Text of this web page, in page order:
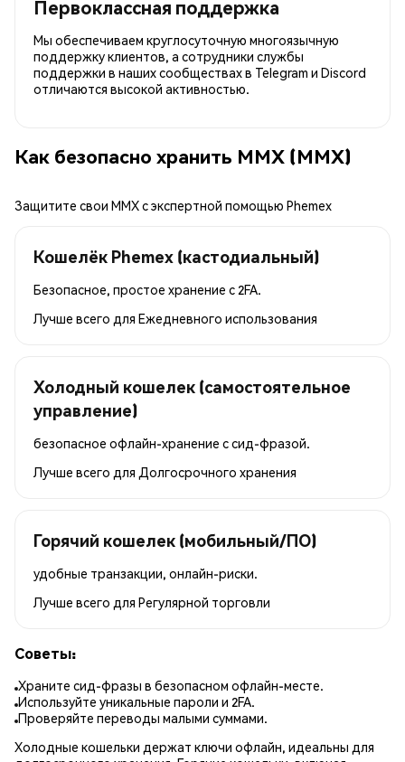
Первоклассная поддержка
Мы обеспечиваем круглосуточную многоязычную
поддержку клиентов, а сотрудники службы
поддержки в наших сообществах в Telegram и Discord
отличаются высокой активностью.
Как безопасно хранить MMX (MMX)
Защитите свои MMX с экспертной помощью Phemex
Кошелёк Phemex (кастодиальный)
Безопасное, простое хранение с 2FA.
Лучше всего для Ежедневного использования
Холодный кошелек (самостоятельное
управление)
безопасное офлайн-хранение с сид-фразой.
Лучше всего для Долгосрочного хранения
Горячий кошелек (мобильный/ПО)
удобные транзакции, онлайн-риски.
Лучше всего для Регулярной торговли
Советы:
Храните сид-фразы в безопасном офлайн-месте.
Используйте уникальные пароли и 2FA.
Проверяйте переводы малыми суммами.
Холодные кошельки держат ключи офлайн, идеальны для